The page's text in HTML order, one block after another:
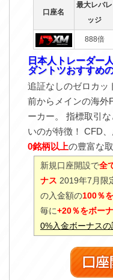
口座名
最大レバレ
ッジ
888倍
日本人トレーダー
ダントツおすすめ
追証なしのゼロカッ
前からメインの海外
ーカー。 指標取引
いのが特徴！ CFD
0銘柄以上の豊富な
新規口座開設で全
ナス 2019年7月限
の入金額の100％
毎に+20％をボー
0%入金ボーナス